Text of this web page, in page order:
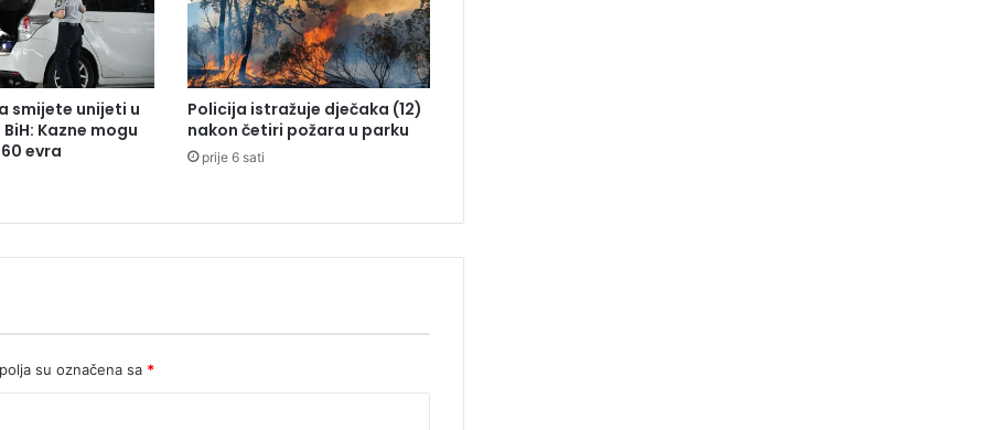
o
v
a
t
n
o
ć
o
o
u
smijete unijeti u
Kazne mogu
evra
Policija istražuje dječaka (12)
nakon četiri požara u parku
prije 6 sati
su označena sa *